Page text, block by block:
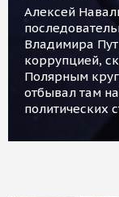
Алексей
Владимира
коррупцией,
Полярным
отбывал там
политических